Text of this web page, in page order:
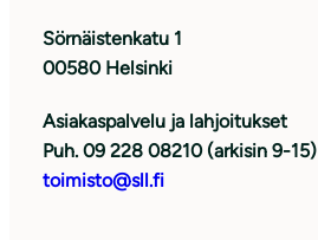
Sörnäistenkatu 1
00580 Helsinki
Asiakaspalvelu ja lahjoitukset
Puh. 09 228 08210 (arkisin 9-15)
toimisto@sll.fi